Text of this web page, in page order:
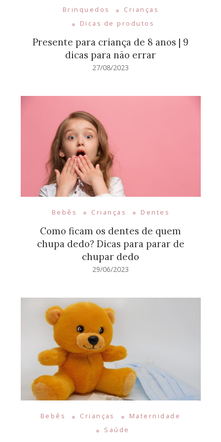
Brinquedos
Crianças
Dicas de produtos
Presente para criança de 8 anos | 9
dicas para não errar
27/08/2023
Bebês Crianças Dentes
Como ficam os dentes de quem
chupa dedo? Dicas para parar de
chupar dedo
29/06/2023
Bebês Crianças
Maternidade
Saúde